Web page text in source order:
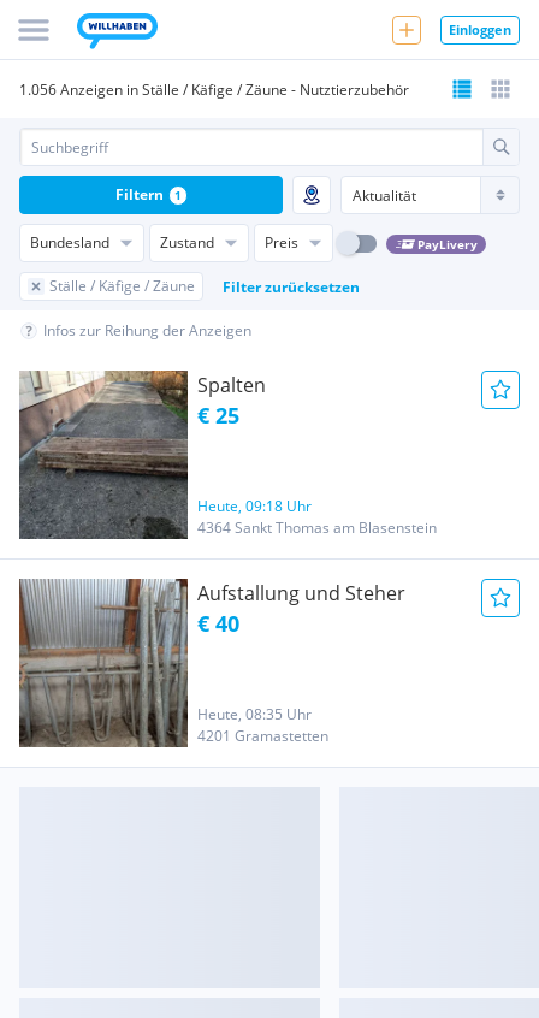
Einloggen
1.056 Anzeigen in Ställe / Käfige / Zäune - Nutztierzubehör
Bundesland Zustand Preis PayLivery
Ställe / Käfige / Zäune Filter zurücksetzen
Filtern 1
Infos zur Reihung der Anzeigen
Spalten
€ 25
Heute, 09:18 Uhr
4364 Sankt Thomas am Blasenstein
Aufstallung und Steher
€ 40
Heute, 08:35 Uhr
4201 Gramastetten